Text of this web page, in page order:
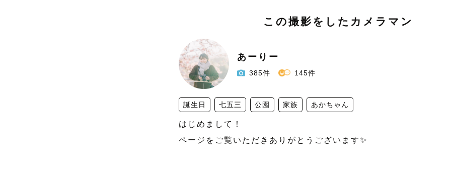
この撮影をしたカメラマン
あーりー
385件 145件
誕生日 七五三 公園 家族 あかちゃん
はじめまして！
ページをご覧いただきありがとうございます✨